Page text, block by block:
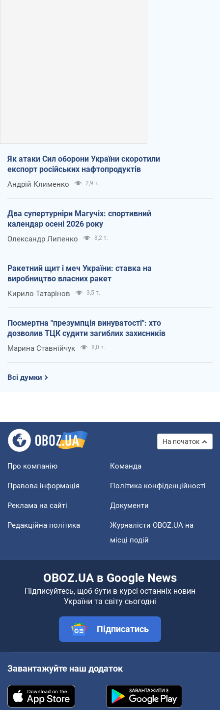
Як атаки Сил оборони України скоротили
експорт російських нафтопродуктів
Андрій Клименко 2,9 т.
Два супертурніри Магучіх: спортивний
календар осені 2026 року
Олександр Липенко 8,2 т.
Ракетний щит і меч України: ставка на
виробництво власних ракет
Кирило Татарінов 3,5 т.
Посмертна "презумпція винуватості": хто
дозволив ТЦК судити загиблих захисників
Марина Ставнійчук 8,0 т.
Всі думки
На початок
Про компанію Команда
Правова інформація Політика конфіденційності
Реклама на сайті Документи
Редакційна політика
Журналісти OBOZ.UA на
місці подій
OBOZ.UA в Google News
Підписуйтесь, щоб бути в курсі останніх новин
України та світу сьогодні
Підписатись
Завантажуйте наш додаток